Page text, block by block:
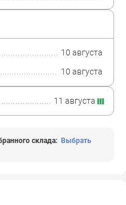
10 августа
10 августа
11 августа
склада: Выбрать